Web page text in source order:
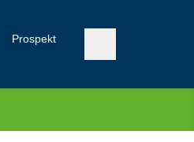
Prospekt